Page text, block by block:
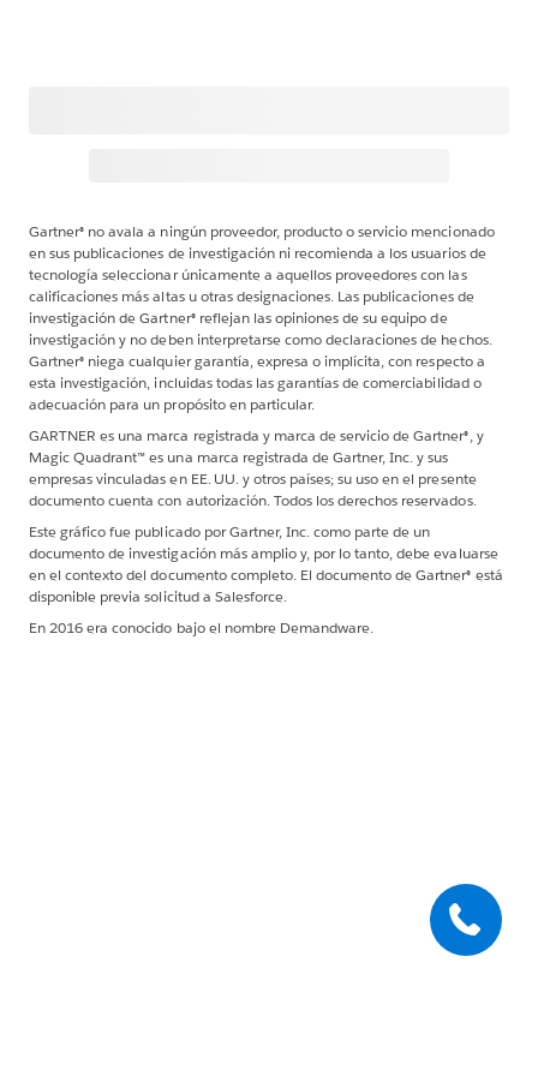
Gartner® no avala a ningún proveedor, producto o servicio mencionado
en sus publicaciones de investigación ni recomienda a los usuarios de
tecnología seleccionar únicamente a aquellos proveedores con las
calificaciones más altas u otras designaciones. Las publicaciones de
investigación de Gartner® reflejan las opiniones de su equipo de
investigación y no deben interpretarse como declaraciones de hechos.
Gartner® niega cualquier garantía, expresa o implícita, con respecto a
esta investigación, incluidas todas las garantías de comerciabilidad o
adecuación para un propósito en particular.
GARTNER es una marca registrada y marca de servicio de Gartner®, y
Magic Quadrant™ es una marca registrada de Gartner, Inc. y sus
empresas vinculadas en EE. UU. y otros países; su uso en el presente
documento cuenta con autorización. Todos los derechos reservados.
Este gráfico fue publicado por Gartner, Inc. como parte de un
documento de investigación más amplio y, por lo tanto, debe evaluarse
en el contexto del documento completo. El documento de Gartner® está
disponible previa solicitud a Salesforce.
En 2016 era conocido bajo el nombre Demandware.